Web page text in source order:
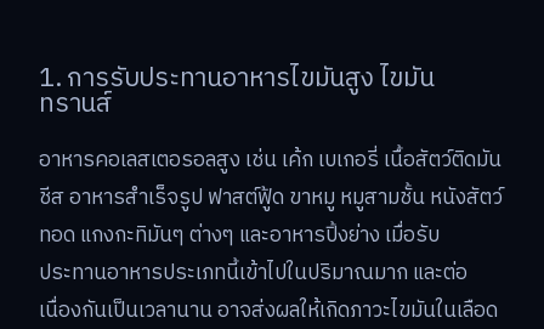
1. การรับประทานอาหารไขมันสูง ไขมัน
ทรานส์
อาหารคอเลสเตอรอลสูง เช่น เค้ก เบเกอรี่ เนื้อสัตว์ติดมัน
ชีส อาหารสำเร็จรูป ฟาสต์ฟู้ด ขาหมู หมูสามชั้น หนังสัตว์
ทอด แกงกะทิมันๆ ต่างๆ และอาหารปิ้งย่าง เมื่อรับ
ประทานอาหารประเภทนี้เข้าไปในปริมาณมาก และต่อ
เนื่องกันเป็นเวลานาน อาจส่งผลให้เกิดภาวะไขมันในเลือด